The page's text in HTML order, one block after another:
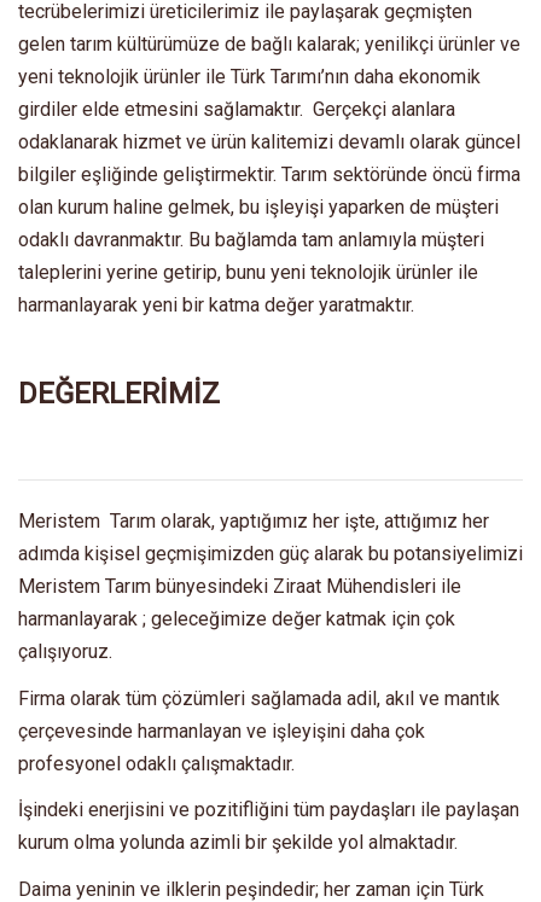
tecrübelerimizi üreticilerimiz ile paylaşarak geçmişten
gelen tarım kültürümüze de bağlı kalarak; yenilikçi ürünler ve
yeni teknolojik ürünler ile Türk Tarımı’nın daha ekonomik
girdiler elde etmesini sağlamaktır. Gerçekçi alanlara
odaklanarak hizmet ve ürün kalitemizi devamlı olarak güncel
bilgiler eşliğinde geliştirmektir. Tarım sektöründe öncü firma
olan kurum haline gelmek, bu işleyişi yaparken de müşteri
odaklı davranmaktır. Bu bağlamda tam anlamıyla müşteri
taleplerini yerine getirip, bunu yeni teknolojik ürünler ile
harmanlayarak yeni bir katma değer yaratmaktır.
DEĞERLERİMİZ
Meristem Tarım olarak, yaptığımız her işte, attığımız her
adımda kişisel geçmişimizden güç alarak bu potansiyelimizi
Meristem Tarım bünyesindeki Ziraat Mühendisleri ile
harmanlayarak ; geleceğimize değer katmak için çok
çalışıyoruz.
Firma olarak tüm çözümleri sağlamada adil, akıl ve mantık
çerçevesinde harmanlayan ve işleyişini daha çok
profesyonel odaklı çalışmaktadır.
İşindeki enerjisini ve pozitifliğini tüm paydaşları ile paylaşan
kurum olma yolunda azimli bir şekilde yol almaktadır.
Daima yeninin ve ilklerin peşindedir; her zaman için Türk